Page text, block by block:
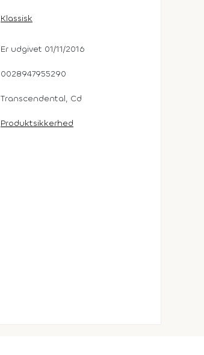
Klassisk
Er udgivet 01/11/2016
0028947955290
Transcendental, Cd
Produktsikkerhed